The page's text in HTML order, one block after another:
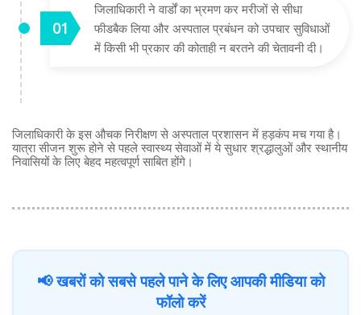
जिलाधिकारी ने वार्डों का भ्रमण कर मरीजों से सीधा
फीडबैक लिया और अस्पताल प्रबंधन को उपचार सुविधाओं
में किसी भी प्रकार की कोताही न बरतने की चेतावनी दी।
जिलाधिकारी के इस औचक निरीक्षण से अस्पताल प्रशासन में हड़कंप मच गया है।
यात्रा सीजन शुरू होने से पहले स्वास्थ्य सेवाओं में ये सुधार श्रद्धालुओं और स्थानीय
निवासियों के लिए बेहद महत्वपूर्ण साबित होंगे।
📢 खबरों को सबसे पहले पाने के लिए आपकी मीडिया को
फॉलो करें